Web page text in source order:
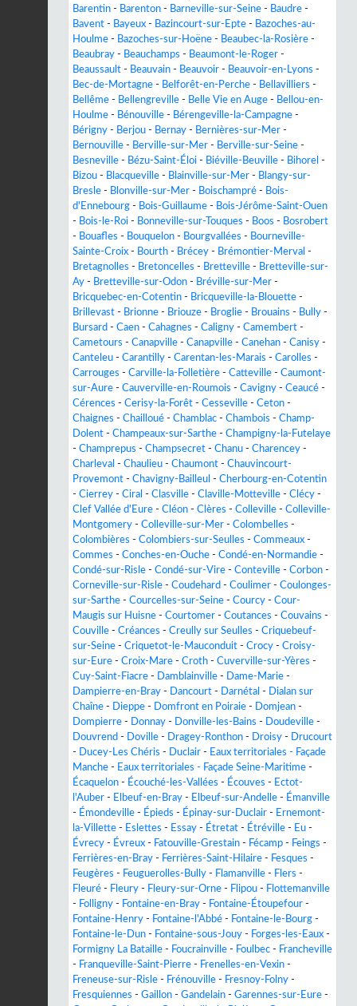
Barentin - Barenton - Barneville-sur-Seine - Baudre -
Bavent - Bayeux - Bazincourt-sur-Epte - Bazoches-au-
Houlme - Bazoches-sur-Hoëne - Beaubec-la-Rosière -
Beaubray - Beauchamps - Beaumont-le-Roger -
Beaussault - Beauvain - Beauvoir - Beauvoir-en-Lyons -
Bec-de-Mortagne - Belforêt-en-Perche - Bellavilliers -
Bellême - Bellengreville - Belle Vie en Auge - Bellou-en-
Houlme - Bénouville - Bérengeville-la-Campagne -
Bérigny - Berjou - Bernay - Bernières-sur-Mer -
Bernouville - Berville-sur-Mer - Berville-sur-Seine -
Besneville - Bézu-Saint-Éloi - Biéville-Beuville - Bihorel -
Bizou - Blacqueville - Blainville-sur-Mer - Blangy-sur-
Bresle - Blonville-sur-Mer - Boischampré - Bois-
d'Ennebourg - Bois-Guillaume - Bois-Jérôme-Saint-Ouen
- Bois-le-Roi - Bonneville-sur-Touques - Boos - Bosrobert
- Bouafles - Bouquelon - Bourgvallées - Bourneville-
Sainte-Croix - Bourth - Brécey - Brémontier-Merval -
Bretagnolles - Bretoncelles - Bretteville - Bretteville-sur-
Ay - Bretteville-sur-Odon - Bréville-sur-Mer -
Bricquebec-en-Cotentin - Bricqueville-la-Blouette -
Brillevast - Brionne - Briouze - Broglie - Brouains - Bully -
Bursard - Caen - Cahagnes - Caligny - Camembert -
Cametours - Canapville - Canapville - Canehan - Canisy -
Canteleu - Carantilly - Carentan-les-Marais - Carolles -
Carrouges - Carville-la-Folletière - Catteville - Caumont-
sur-Aure - Cauverville-en-Roumois - Cavigny - Ceaucé -
Cérences - Cerisy-la-Forêt - Cesseville - Ceton -
Chaignes - Chailloué - Chamblac - Chambois - Champ-
Dolent - Champeaux-sur-Sarthe - Champigny-la-Futelaye
- Champrepus - Champsecret - Chanu - Charencey -
Charleval - Chaulieu - Chaumont - Chauvincourt-
Provemont - Chavigny-Bailleul - Cherbourg-en-Cotentin
- Cierrey - Ciral - Clasville - Claville-Motteville - Clécy -
Clef Vallée d'Eure - Cléon - Clères - Colleville - Colleville-
Montgomery - Colleville-sur-Mer - Colombelles -
Colombières - Colombiers-sur-Seulles - Commeaux -
Commes - Conches-en-Ouche - Condé-en-Normandie -
Condé-sur-Risle - Condé-sur-Vire - Conteville - Corbon -
Corneville-sur-Risle - Coudehard - Coulimer - Coulonges-
sur-Sarthe - Courcelles-sur-Seine - Courcy - Cour-
Maugis sur Huisne - Courtomer - Coutances - Couvains -
Couville - Créances - Creully sur Seulles - Criquebeuf-
sur-Seine - Criquetot-le-Mauconduit - Crocy - Croisy-
sur-Eure - Croix-Mare - Croth - Cuverville-sur-Yères -
Cuy-Saint-Fiacre - Damblainville - Dame-Marie -
Dampierre-en-Bray - Dancourt - Darnétal -
Dialan sur
Chaîne - Dieppe - Domfront en Poiraie - Domjean -
Dompierre - Donnay - Donville-les-Bains - Doudeville -
Douvrend - Doville - Dragey-Ronthon - Droisy -
Drucourt
-
Ducey-Les Chéris - Duclair - Eaux territoriales - Façade
Manche - Eaux territoriales - Façade Seine-Maritime -
Écaquelon - Écouché-les-Vallées - Écouves - Ectot-
l'Auber - Elbeuf-en-Bray - Elbeuf-sur-Andelle - Émanville
- Émondeville - Épieds - Épinay-sur-Duclair - Ernemont-
la-Villette - Eslettes - Essay - Étretat - Étréville - Eu -
Évrecy - Évreux - Fatouville-Grestain - Fécamp - Feings -
Ferrières-en-Bray - Ferrières-Saint-Hilaire - Fesques -
Feugères - Feuguerolles-Bully - Flamanville - Flers -
Fleuré - Fleury - Fleury-sur-Orne - Flipou - Flottemanville
- Folligny - Fontaine-en-Bray - Fontaine-Étoupefour -
Fontaine-Henry - Fontaine-l'Abbé - Fontaine-le-Bourg -
Fontaine-le-Dun - Fontaine-sous-Jouy - Forges-les-Eaux -
Formigny La Bataille - Foucrainville - Foulbec - Francheville
- Franqueville-Saint-Pierre - Frenelles-en-Vexin -
Freneuse-sur-Risle - Frénouville - Fresnoy-Folny -
Fresquiennes - Gaillon - Gandelain - Garennes-sur-Eure -